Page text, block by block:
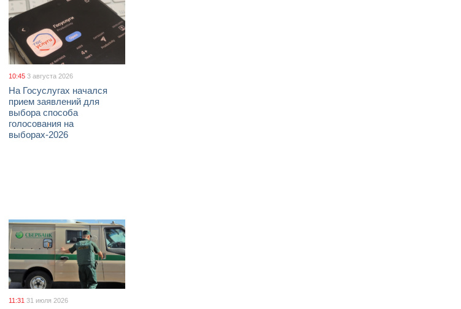
10:45 3 августа 2026
На Госуслугах начался
прием заявлений для
выбора способа
голосования на
выборах-2026
11:31 31 июля 2026